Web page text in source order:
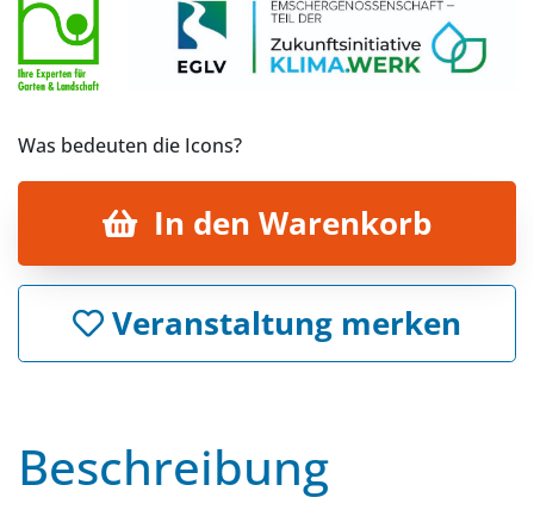
Was bedeuten die Icons?
In den Warenkorb
Veranstaltung merken
Beschreibung